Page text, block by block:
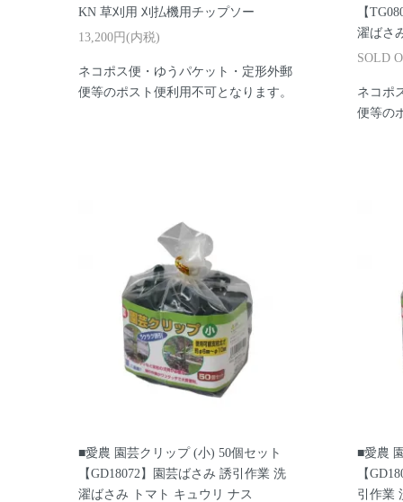
KN 草刈用 刈払機用チップソー
13,200円(内税)
ネコポス便・ゆうパケット・定形外郵
便等のポスト便利用不可となります。
【
濯ばさ
SOLD
ネコポ
便等の
■愛農 園芸クリップ (小) 50個セット
【GD18072】園芸ばさみ 誘引作業 洗
濯ばさみ トマト キュウリ ナス
■愛農
【
引作業